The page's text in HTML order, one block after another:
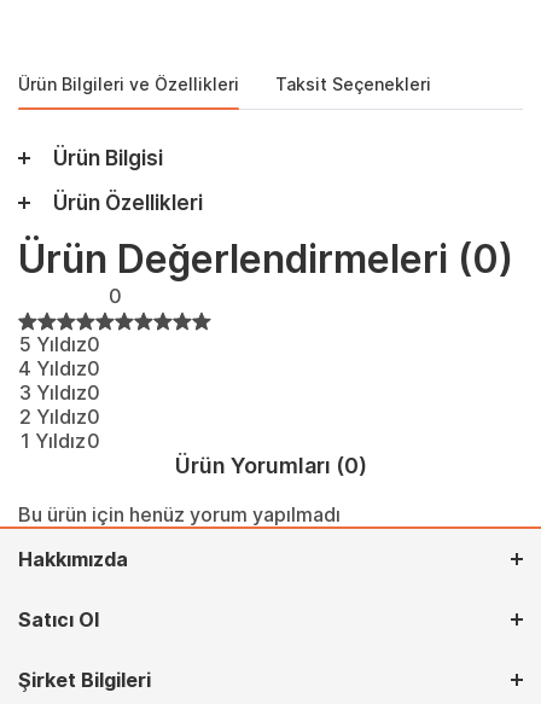
Ürün Bilgileri ve Özellikleri Taksit Seçenekleri
Ürün Bilgisi
Ürün Özellikleri
Ürün Değerlendirmeleri (0)
0
5 Yıldız0
4 Yıldız0
3 Yıldız0
2 Yıldız0
1 Yıldız0
Ürün Yorumları (0)
Bu ürün için henüz yorum yapılmadı
Hakkımızda
Satıcı Ol
Şirket Bilgileri